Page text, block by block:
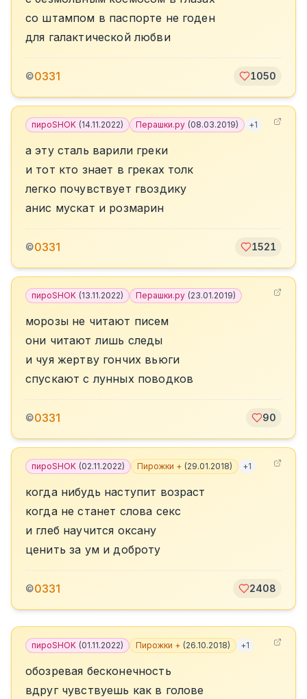
со штампом в паспорте не годен
для галактической любви
©0331 1050
пироSHOK (14.11.2022) Перашки.ру (08.03.2019) +1
а эту сталь варили греки
и тот кто знает в греках толк
легко почувствует гвоздику
анис мускат и розмарин
©0331 1521
пироSHOK (13.11.2022) Перашки.ру (23.01.2019)
морозы не читают писем
они читают лишь следы
и чуя жертву гончих вьюги
спускают с лунных поводков
©0331 90
пироSHOK (02.11.2022) Пирожки + (29.01.2018) +1
когда нибудь наступит возраст
когда не станет слова секс
и глеб научится оксану
ценить за ум и доброту
©0331 2408
пироSHOK (01.11.2022) Пирожки + (26.10.2018) +1
обозревая бесконечность
вдруг чувствуешь как в голове